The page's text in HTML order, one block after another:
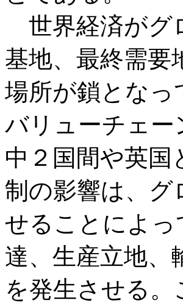
世界経済がグ
基地、最終需要
場所が鎖となっ
バリューチェー
中２国間や英国
制の影響は、グ
せることによっ
達、生産立地、
を発生させる